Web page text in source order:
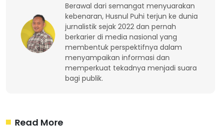
Berawal dari semangat menyuarakan
kebenaran, Husnul Puhi terjun ke dunia
jurnalistik sejak 2022 dan pernah
berkarier di media nasional yang
membentuk perspektifnya dalam
menyampaikan informasi dan
memperkuat tekadnya menjadi suara
bagi publik.
Read More